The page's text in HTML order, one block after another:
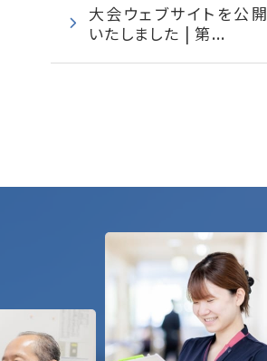
大会ウェブサイトを公開
いたしました | 第...